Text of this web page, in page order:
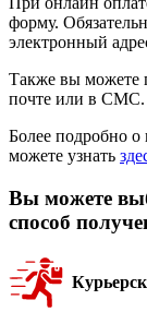
форму.
электронный
Также вы можете
почте или в СМС.
Более подробно о
можете узнать
Вы можете
способ